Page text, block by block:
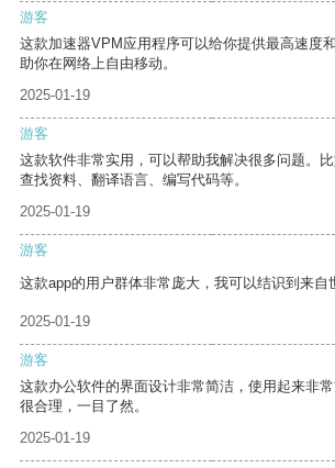
游客
这款加速器VPM应用程序可以给你提供最高速度
助你在网络上自由移动。
2025-01-19
游客
这款软件非常实用，可以帮助我解决很多问题。
查找资料、翻译语言、编写代码等。
2025-01-19
游客
这款app的用户群体非常庞大，我可以结识到来自
2025-01-19
游客
这款办公软件的界面设计非常简洁，使用起来非
很合理，一目了然。
2025-01-19